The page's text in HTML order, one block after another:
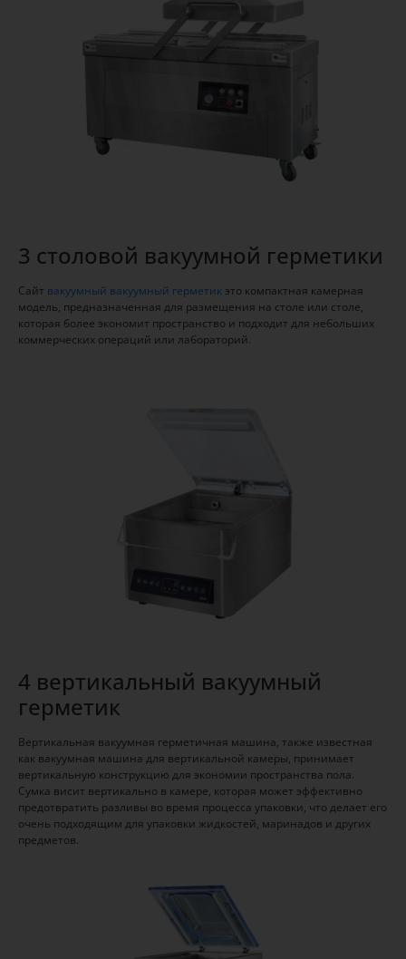
3 столовой вакуумной герметики
Сайт вакуумный вакуумный герметик это компактная камерная
модель, предназначенная для размещения на столе или столе,
которая более экономит пространство и подходит для небольших
коммерческих операций или лабораторий.
4 вертикальный вакуумный
герметик
Вертикальная вакуумная герметичная машина, также известная
как вакуумная машина для вертикальной камеры, принимает
вертикальную конструкцию для экономии пространства пола.
Сумка висит вертикально в камере, которая может эффективно
предотвратить разливы во время процесса упаковки, что делает его
очень подходящим для упаковки жидкостей, маринадов и других
предметов.